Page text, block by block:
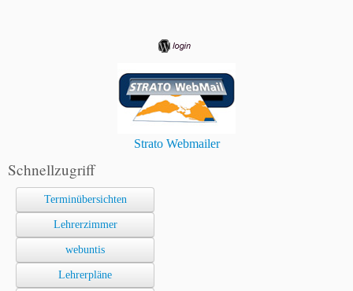
Strato Webmailer
Schnellzugriff
Terminübersichten
Lehrerzimmer
webuntis
Lehrerpläne